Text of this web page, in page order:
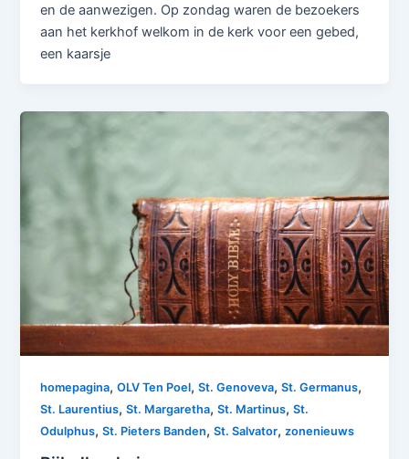
en de aanwezigen. Op zondag waren de bezoekers
aan het kerkhof welkom in de kerk voor een gebed,
een kaarsje
homepagina,OLV Ten Poel,St. Genoveva,St. Germanus,
St. Laurentius,St. Margaretha,St. Martinus,St.
Odulphus,St. Pieters Banden,St. Salvator,zonenieuws